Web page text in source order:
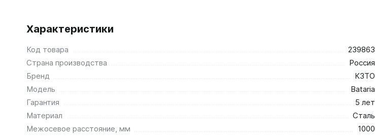
Характеристики
Код товара
239863
Страна производства
Россия
Бренд
КЗТО
Модель
Bataria
Гарантия
5 лет
Материал
Сталь
Межосевое расстояние, мм
1000